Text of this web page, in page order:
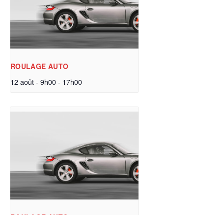
ROULAGE AUTO
12 août - 9h00- 17h00